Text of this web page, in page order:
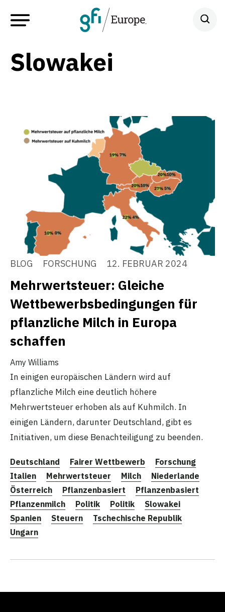
Slowakei
BLOG FORSCHUNG 12. FEBRUAR 2024
Mehrwertsteuer: Gleiche
Wettbewerbsbedingungen für
pflanzliche Milch in Europa
schaffen
Amy Williams
In einigen europäischen Ländern wird auf
pflanzliche Milch eine deutlich höhere
Mehrwertsteuer erhoben als auf Kuhmilch. In
einigen Ländern, darunter Deutschland, gibt es
Initiativen, um diese Benachteiligung zu beenden.
Deutschland Fairer Wettbewerb
Forschung
Italien
Mehrwertsteuer Milch
Niederlande
Österreich
Pflanzenbasiert
Pflanzenbasiert
Pflanzenmilch
Politik Politik
Slowakei
Spanien
Steuern
Tschechische Republik
Ungarn